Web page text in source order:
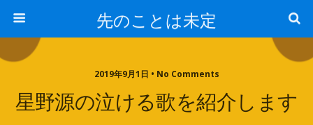
先のことは未定
2019年9月1日 • No Comments
星野源の泣ける歌を紹介します